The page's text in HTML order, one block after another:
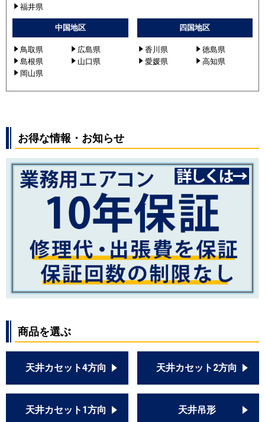
福井県
中国地区
鳥取県
広島県
島根県
山口県
岡山県
四国地区
香川県
徳島県
愛媛県
高知県
お得な情報・お知らせ
商品を選ぶ
天井カセット4方向 天井カセット2方向
天井カセット1方向 天井吊形